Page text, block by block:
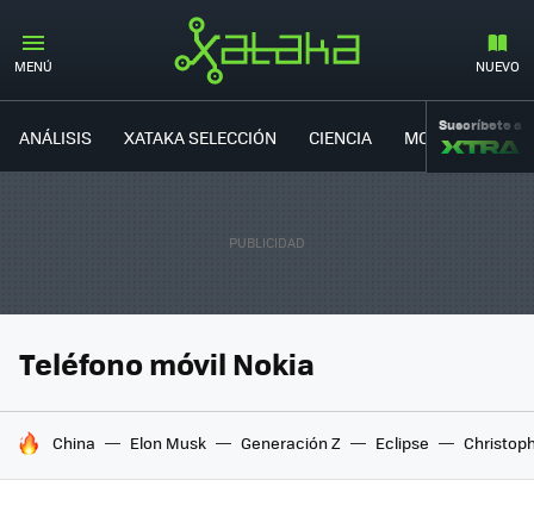
MENÚ NUEVO
ANÁLISIS XATAKA SELECCIÓN CIENCIA MOVILIDAD
Suscríbete a
Teléfono móvil Nokia
HOY SE HABLA DE
China Elon Musk Generación Z Eclipse